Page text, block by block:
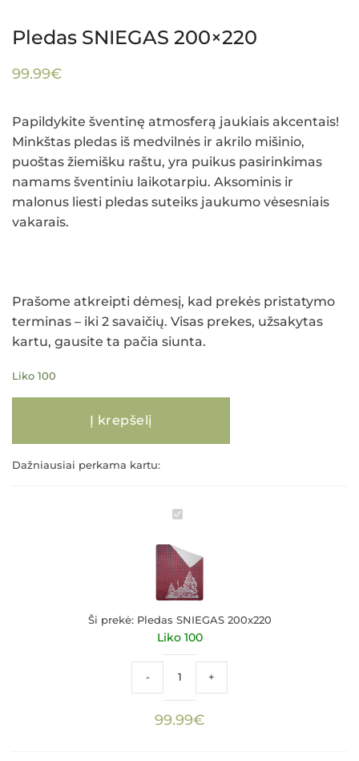
Pledas SNIEGAS 200×220
99.99€
Papildykite šventinę atmosferą jaukiais akcentais!
Minkštas pledas iš medvilnės ir akrilo mišinio,
puoštas žiemišku raštu, yra puikus pasirinkimas
namams šventiniu laikotarpiu. Aksominis ir
malonus liesti pledas suteiks jaukumo vėsesniais
vakarais.
Prašome atkreipti dėmesį, kad prekės pristatymo
terminas – iki 2 savaičių. Visas prekes, užsakytas
kartu, gausite ta pačia siunta.
Liko 100
Į krepšelį
Dažniausiai perkama kartu:
Pledas
200x220
Ši prekė: Pledas SNIEGAS 200x220
Liko 100
-
produkto kiekis: Pledas SNIEGAS
+
99.99€